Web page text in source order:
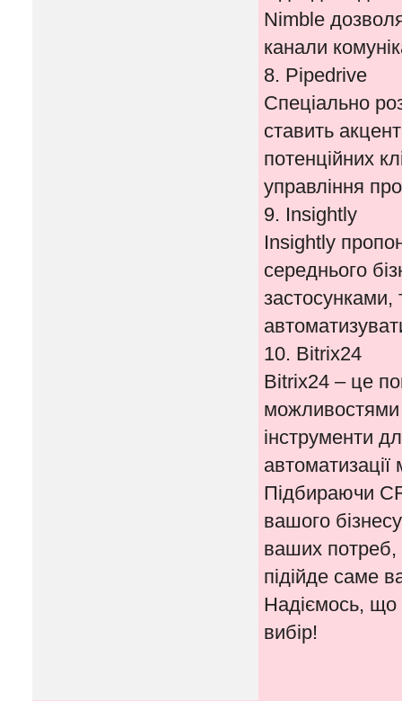
Nimble
канали
8. Pipedrive
Спеціально
ставить
потенційних
управління
9. Insightly
Insightly
середнього
застосунками,
10. Bitrix24
Bitrix24 – це
можливостями
інструменти
автоматизації
Підбираючи
вашого
ваших потреб,
підійде саме
Надіємось,
вибір!